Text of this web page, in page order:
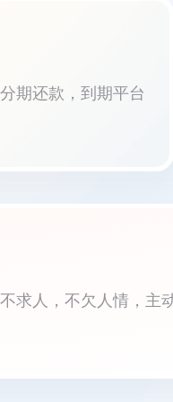
期还款，到期平台
求人，不欠人情，主